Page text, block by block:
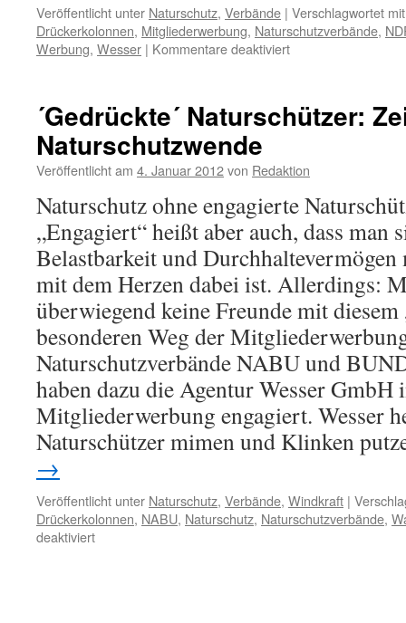
Veröffentlicht unter Naturschutz, Verbände | Verschlagwortet mit
Drückerkolonnen, Mitgliederwerbung, Naturschutzverbände,
Werbung, Wesser | Kommentare deaktiviertfür
und
Täuschung!
´Gedrückte´ Naturschützer:
Naturschutzwende
Veröffentlicht am 4. Januar 2012von Redaktion
Naturschutz ohne engagierte
„Engagiert“ heißt aber auch, dass
Belastbarkeit und
mit dem Herzen dabei ist. Allerdings:
überwiegend keine Freunde mit
besonderen Weg der
Naturschutzverbände NABU und
haben dazu die Agentur Wesser
Mitgliederwerbung engagiert. Wesser
Naturschützer mimen und Klinken
→
Veröffentlicht unter Naturschutz, Verbände, Windkraft |
Drückerkolonnen, NABU, Naturschutz, Naturschutzverbände,
deaktiviertfür